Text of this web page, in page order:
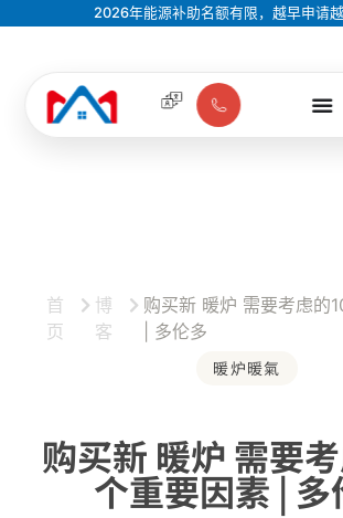
2026年能源补助名额有限，越早申请越
首
页
博
客
购买新 暖炉 需要考虑的
| 多伦多
暖炉暖氣
购买新 暖炉 需要
个重要因素 | 多